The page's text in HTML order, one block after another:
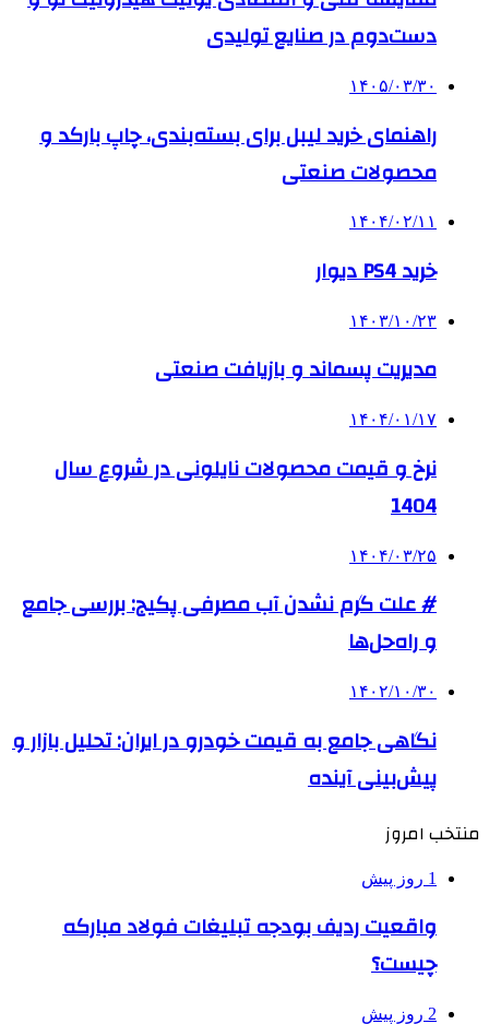
دست‌دوم در صنایع تولیدی
۱۴۰۵/۰۳/۳۰
راهنمای خرید لیبل برای بسته‌بندی، چاپ بارکد و
محصولات صنعتی
۱۴۰۴/۰۲/۱۱
خرید PS4 دیوار
۱۴۰۳/۱۰/۲۳
مدیریت پسماند و بازیافت صنعتی
۱۴۰۴/۰۱/۱۷
نرخ و قیمت محصولات نایلونی در شروع سال
1404
۱۴۰۴/۰۳/۲۵
# علت گرم نشدن آب مصرفی پکیج: بررسی جامع
و راه‌حل‌ها
۱۴۰۲/۱۰/۳۰
نگاهی جامع به قیمت خودرو در ایران: تحلیل بازار و
پیش‌بینی آینده
منتخب امروز
1 روز پیش
واقعیت ردیف بودجه تبلیغات فولاد مبارکه
چیست؟
2 روز پیش